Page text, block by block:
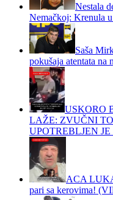
Nestala
Nemačkoj: Krenula
Saša
pokušaja atentata na
USKORO
LAŽE: ZVUČNI
UPOTREBLJEN
ACA
pari sa kerovima!